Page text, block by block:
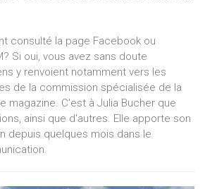
consulté la page Facebook ou
Si oui, vous avez sans doute
y renvoient notamment vers les
de la commission spécialisée de la
magazine. C'est à Julia Bucher que
ainsi que d'autres. Elle apporte son
depuis quelques mois dans le